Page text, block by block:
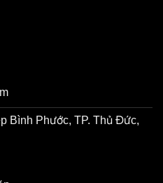
Bình Phước, TP. Thủ Đức,